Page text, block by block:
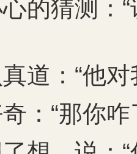
的猜测：
道：“他对
：“那你咋